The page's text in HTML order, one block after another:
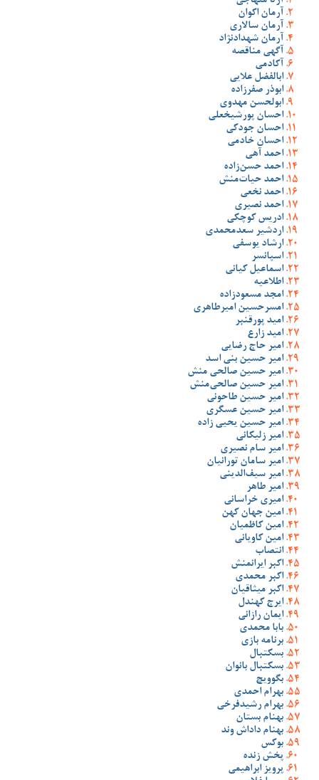
آرمان اکوان
آرمان سالاری
آرمان شهدادنژاد
آگهی مناقصه
آکادمی
ابالفضل علایی
ابوذر صفرزاده
ابولحسن مهدوی
احسان پورشیخعلی
احسان جودکی
احسان خادمی
احمد آهی
احمد حسن‌زاده
احمد حیات‌منش
احمد نخعی
احمد نصیری
ادریس کوچکی
اردشیر سعدمحمدی
ارشاد یوسفی
اسپانسر
اسماعیل کیانی
اطلاعیه
امجد مسعودزاده
امسرحسین امیرطاهری
امید پورقنبر
امید زارع
امیر حاج رضایی
امیر حسین بنی اسد
امیر حسین صالحی منش
امیر حسین صالحی‌منش
امیر حسین طاحونی
امیر حسین عسگری
امیر حسین یحیی زاده
امیر زلیکانی
امیر سام نصیری
امیر سامان تورانیان
امیر سیف‌الدینی
امیر طاهر
امیری خراسانی
امین جهان کهن
امین کاظمیان
امین کاویانی
انتصاب
اکبر ایرانمنش
اکبر محمدی
اکبر میثاقیان
ایرج کهندل
ایمان رازانی
بابا محمدی
برنامه بازی
بسکتبال
بسکتبال بانوان
بگوویچ
بهرام احمدی
بهرام رشیدفرخی
بهنام بستان
بهنام داداش وند
بوکس
پخش زنده
پرویز ابراهیمی